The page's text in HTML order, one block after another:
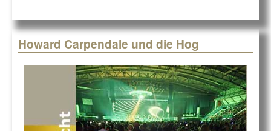
Howard Carpendale und die Hog